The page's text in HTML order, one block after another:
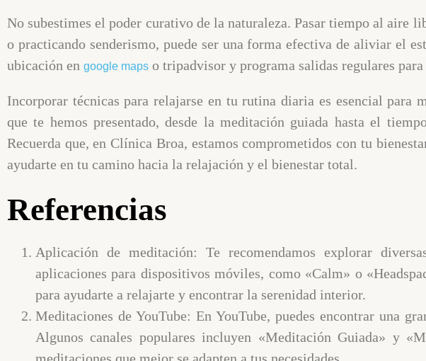
No subestimes el poder curativo de la naturaleza. Pasar tiempo al aire
o practicando senderismo, puede ser una forma efectiva de aliviar el
ubicación en google maps o tripadvisor y programa salidas regulares
Incorporar técnicas para relajarse en tu rutina diaria es esencial para
que te hemos presentado, desde la meditación guiada hasta el
Recuerda que, en Clínica Broa, estamos comprometidos con tu
ayudarte en tu camino hacia la relajación y el bienestar total.
Referencias
Aplicación de meditación: Te recomendamos explorar
aplicaciones para dispositivos móviles, como «Calm» o
para ayudarte a relajarte y encontrar la serenidad interior.
Meditaciones de YouTube: En YouTube, puedes encontrar una
Algunos canales populares incluyen «Meditación Guiada» y